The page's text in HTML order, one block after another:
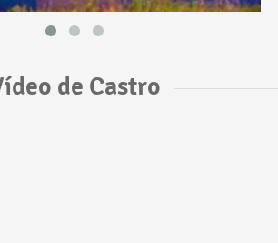
de Castro